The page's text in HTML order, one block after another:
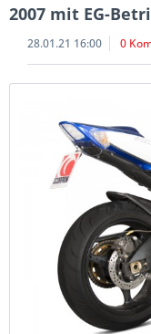
2007 mit EG-
28.01.21 16:00 0